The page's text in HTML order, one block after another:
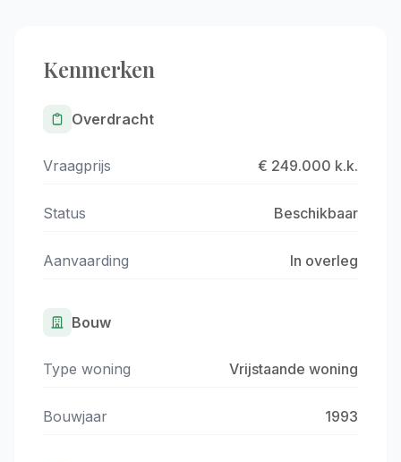
Kenmerken
Overdracht
Vraagprijs € 249.000 k.k.
Status Beschikbaar
Aanvaarding In overleg
Bouw
Type woning Vrijstaande woning
Bouwjaar 1993